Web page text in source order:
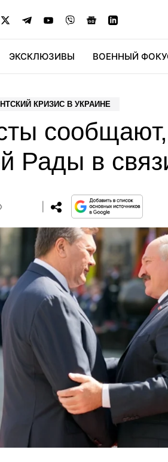
ЭКСКЛЮЗИВЫ ВОЕННЫЙ
КРИЗИС В УКРАИНЕ
Рады в